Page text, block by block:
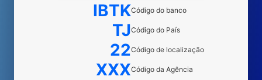
IBTKCódigo do banco
TJCódigo do País
22Código de localização
XXXCódigo da Agência